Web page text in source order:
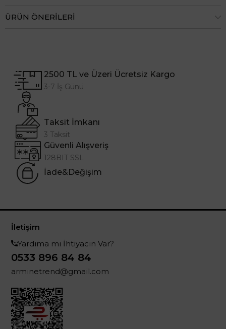
ÜRÜN ÖNERILERI
2500 TL ve Üzeri Ücretsiz Kargo
3-7 İş Günü
Taksit İmkanı
3 Taksit
Güvenli Alışveriş
128BIT SSL
İade&Değişim
İletişim
Yardıma mı İhtiyacın Var?
0533 896 84 84
arminetrend@gmail.com